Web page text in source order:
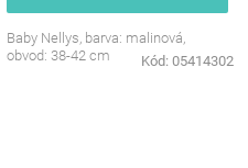
Baby Nellys, barva: malinová,
obvod: 38-42 cm
Kód: 05414302